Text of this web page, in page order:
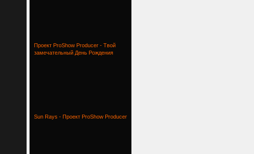
Проект ProShow Producer - Твой
замечательный День Рождения
Sun Rays - Проект ProShow Producer